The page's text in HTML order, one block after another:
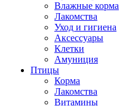
Влажные корма
Лакомства
Уход и гигиена
Аксессуары
Клетки
Амуниция
Птицы
Корма
Лакомства
Витамины